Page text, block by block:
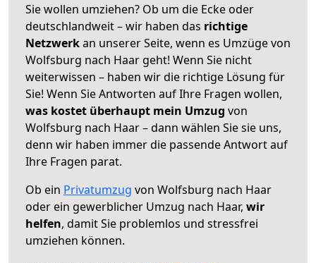
Sie wollen umziehen? Ob um die Ecke oder
deutschlandweit – wir haben das richtige
Netzwerkan unserer Seite, wenn es Umzüge von
Wolfsburg nach Haar geht! Wenn Sie nicht
weiterwissen – haben wir die richtige Lösung für
Sie! Wenn Sie Antworten auf Ihre Fragen wollen,
was kostet überhaupt mein Umzug von
Wolfsburg nach Haar – dann wählen Sie sie uns,
denn wir haben immer die passende Antwort auf
Ihre Fragen parat.
Ob ein Privatumzug von Wolfsburg nach Haar
oder ein gewerblicher Umzug nach Haar, wir
helfen, damit Sie problemlos und stressfrei
umziehen können.